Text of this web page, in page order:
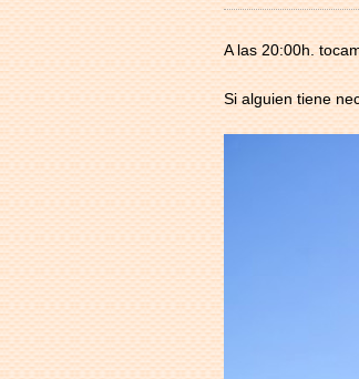
A las 20:00h.
Si alguien tiene